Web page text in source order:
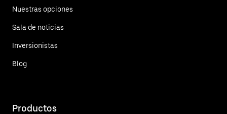
Nuestras opciones
Sala de noticias
Inversionistas
Blog
Productos